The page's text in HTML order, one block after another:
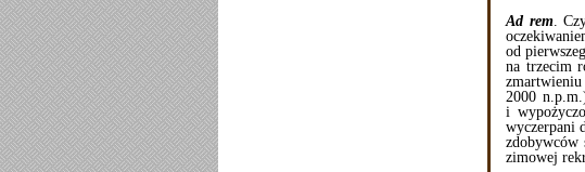
Ad rem.
od
na trzecim
2000
i
wyczerpani
zdobywców
zimowej